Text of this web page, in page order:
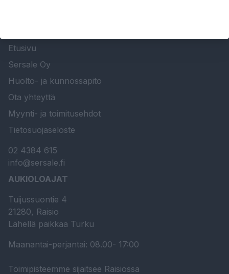
Etusivu
Sersale Oy
Huolto- ja kunnossapito
Ota yhteyttä
Myynti- ja toimitusehdot
Tietosuojaseloste
02 4384 615
info@sersale.fi
AUKIOLOAJAT
Tuijussuontie 4
21280, Raisio
Lähellä paikkaa Turku
Maanantai-perjantai: 08.00- 17:00
Toimipisteemme sijaitsee Raisiossa